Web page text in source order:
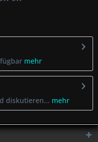
mehr
diskutieren... mehr